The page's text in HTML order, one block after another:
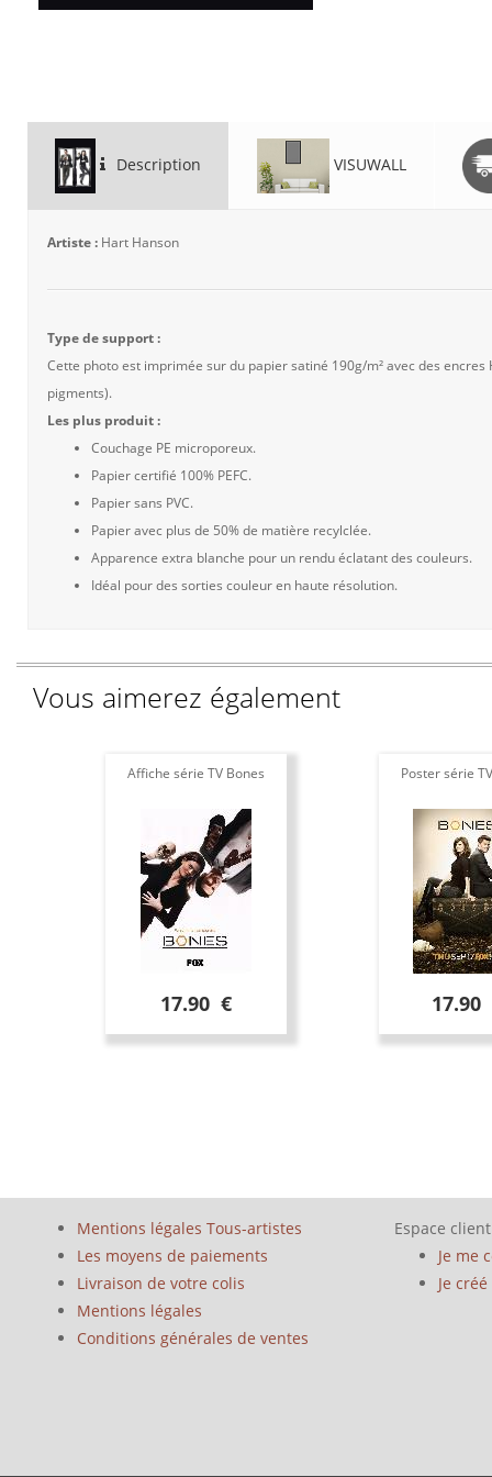
Description VISUWALL
Artiste : Hart Hanson
Type de support :
Cette photo est imprimée sur du papier satiné 190g/m² avec des encres
pigments).
Les plus produit :
Couchage PE microporeux.
Papier certifié 100% PEFC.
Papier sans PVC.
Papier avec plus de 50% de matière recylclée.
Apparence extra blanche pour un rendu éclatant des couleurs.
Idéal pour des sorties couleur en haute résolution.
Vous aimerez également
Affiche série TV Bones
17.90 €
Poster série
17.90
Mentions légales Tous-artistes
Les moyens de paiements
Livraison de votre colis
Mentions légales
Conditions générales de ventes
Espace client
Je me
Je